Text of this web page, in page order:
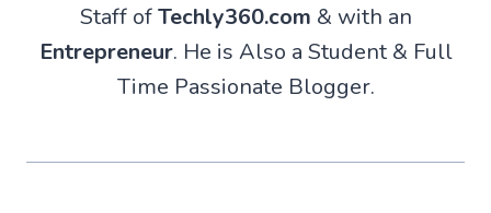
Staff ofTechly360.com & with an
Entrepreneur. He is Also a Student & Full
Time Passionate Blogger.